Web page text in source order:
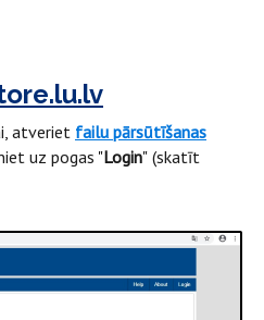
atveriet failu pārsūtīšanas
uz pogas "Login" (skatīt